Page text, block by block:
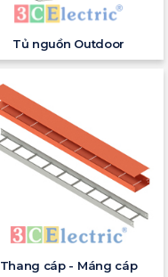
Tủ nguồn Outdoor
Thang cáp - Máng cáp